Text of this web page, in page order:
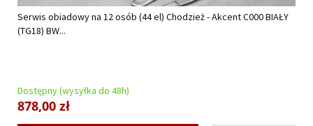
Serwis obiadowy na 12 osób (44 el) Chodzież - Akcent C000 BIAŁY
(TG18) BW...
Dostępny (wysyłka do 48h)
878,00 zł